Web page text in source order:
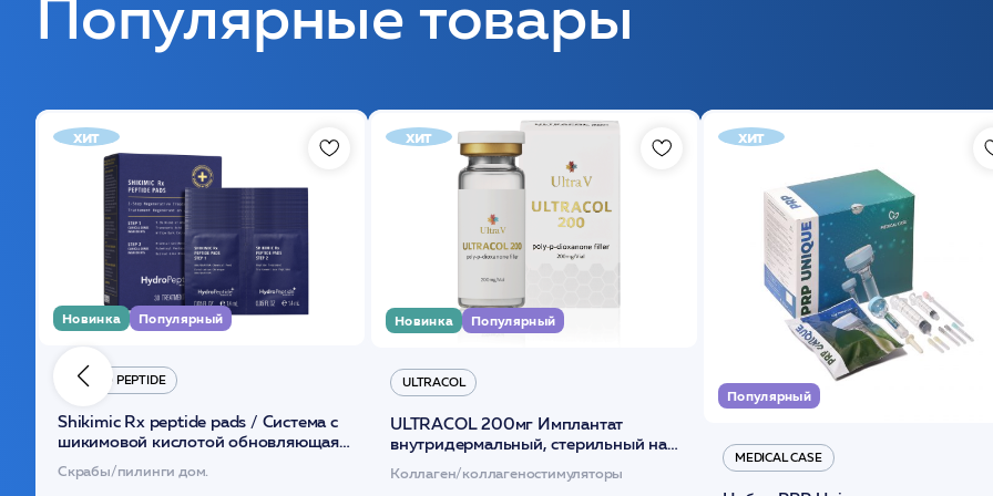
Популярные товары
хит
Новинка Популярный
HYDRO PEPTIDE
Shikimic Rx peptide pads / Cистема с
шикимовой кислотой обновляющая
(30шт) /HP
Скрабы/пилинги дом.
хит
Новинка Популярный
ULTRACOL
ULTRACOL 200мг Имплантат
внутридермальный, стерильный на
основе полидиоксанона /ULTRACOL
Коллаген/коллагеностимуляторы
хит
Популярный
MEDICAL CASE